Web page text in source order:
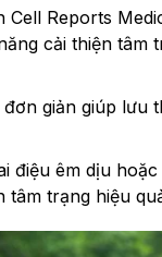
Reports
cải thiện
giản giúp lưu
điệu êm dịu
tâm trạng hiệu